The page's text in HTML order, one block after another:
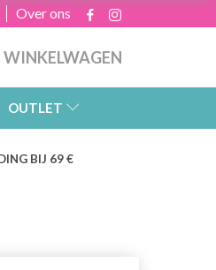
Over ons
WINKELWAGEN
OUTLET
BIJ 69 €